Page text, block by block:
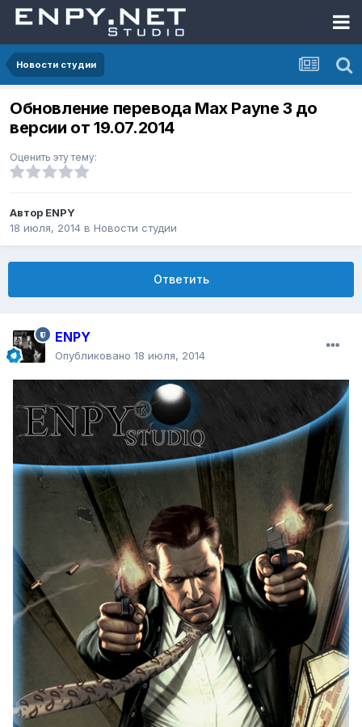
Новости студии
Обновление перевода Max Payne 3 до
версии от 19.07.2014
Оценить эту тему:
Автор ENPY
18 июля, 2014 в Новости студии
Ответить
ENPY
Опубликовано 18 июля, 2014